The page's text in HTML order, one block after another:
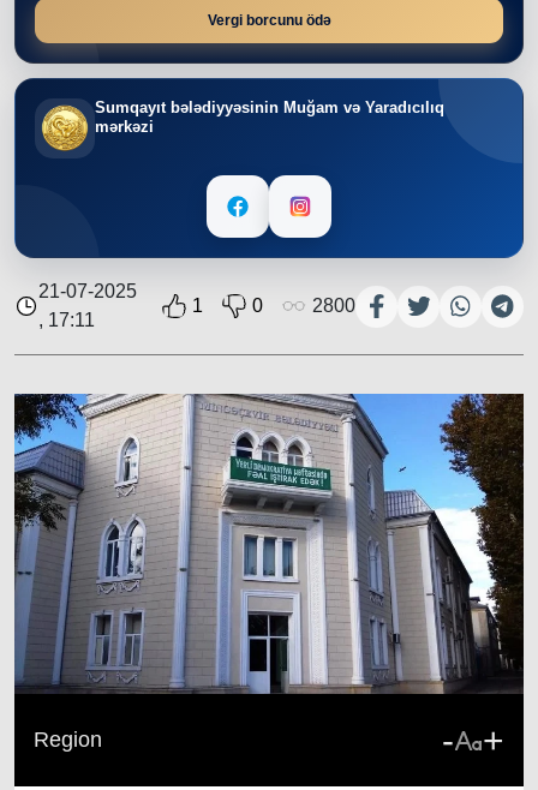
Vergi borcunu ödə
Sumqayıt bələdiyyəsinin Muğam və Yaradıcılıq
mərkəzi
21-07-2025
, 17:11
1 0 2800
Region - +